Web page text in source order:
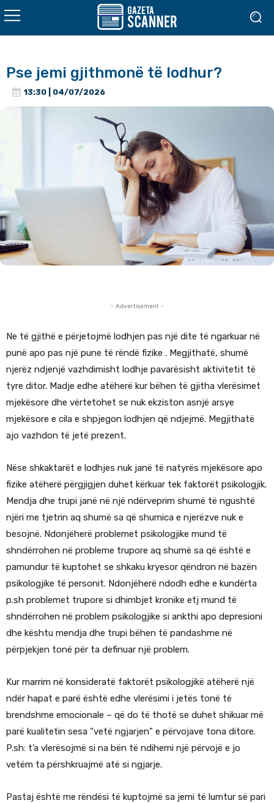
Pse jemi gjithmonë të lodhur?
13:30 | 04/07/2026
- Advertisement -
Ne të gjithë e përjetojmë lodhjen pas një dite të ngarkuar në
punë apo pas një pune të rëndë fizike . Megjithatë, shumë
njerëz ndjenjë vazhdimisht lodhje pavarësisht aktivitetit të
tyre ditor. Madje edhe atëherë kur bëhen të gjitha vlerësimet
mjekësore dhe vërtetohet se nuk ekziston asnjë arsye
mjekësore e cila e shpjegon lodhjen që ndjejmë. Megjithatë
ajo vazhdon të jetë prezent.
Nëse shkaktarët e lodhjes nuk janë të natyrës mjekësore apo
fizike atëherë përgjigjen duhet kërkuar tek faktorët psikologjik.
Mendja dhe trupi janë në një ndërveprim shumë të ngushtë
njëri me tjetrin aq shumë sa që shumica e njerëzve nuk e
besojnë. Ndonjëherë problemet psikologjike mund të
shndërrohen në probleme trupore aq shumë sa që është e
pamundur të kuptohet se shkaku kryesor qëndron në bazën
psikologjike të personit. Ndonjëherë ndodh edhe e kundërta
p.sh problemet trupore si dhimbjet kronike etj mund të
shndërrohen në problem psikologjike si ankthi apo depresioni
dhe kështu mendja dhe trupi bëhen të pandashme në
përpjekjen tonë për ta definuar një problem.
Kur marrim në konsideratë faktorët psikologjikë atëherë një
ndër hapat e parë është edhe vlerësimi i jetës tonë të
brendshme emocionale – që do të thotë se duhet shikuar më
parë kualitetin sesa “vetë ngjarjen” e përvojave tona ditore.
P.sh: t’a vlerësojmë si na bën të ndihemi një përvojë e jo
vetëm ta përshkruajmë atë si ngjarje.
Pastaj është me rëndësi të kuptojmë sa jemi të lumtur së pari